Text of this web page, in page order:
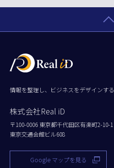
情報を整理し、ビジネスをデザインする
株式会社Real iD
〒100-0006 東京都千代田区有楽町2-10-1
東京交通会館ビル608
Google マップを見る